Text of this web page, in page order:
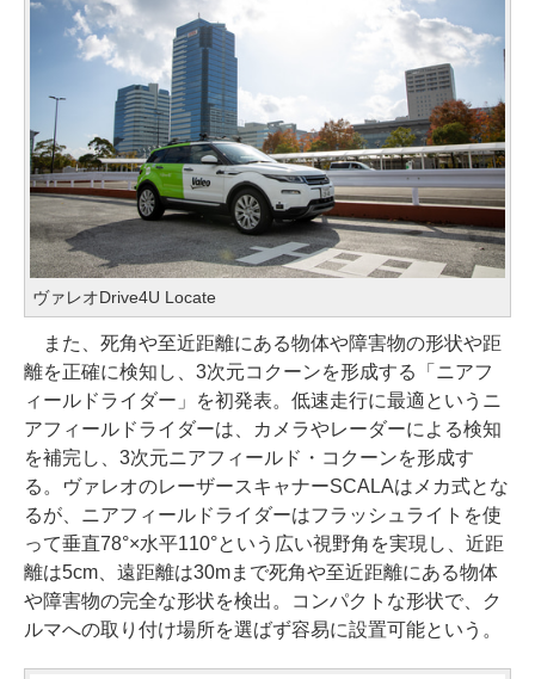
ヴァレオDrive4U Locate
また、死角や至近距離にある物体や障害物の形状や距
離を正確に検知し、3次元コクーンを形成する「ニアフ
ィールドライダー」を初発表。低速走行に最適というニ
アフィールドライダーは、カメラやレーダーによる検知
を補完し、3次元ニアフィールド・コクーンを形成す
る。ヴァレオのレーザースキャナーSCALAはメカ式とな
るが、ニアフィールドライダーはフラッシュライトを使
って垂直78°×水平110°という広い視野角を実現し、近距
離は5cm、遠距離は30mまで死角や至近距離にある物体
や障害物の完全な形状を検出。コンパクトな形状で、ク
ルマへの取り付け場所を選ばず容易に設置可能という。